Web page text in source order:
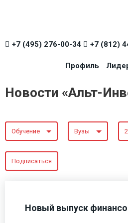
+7 (495) 276-00-34 +7 (812)
Профиль
Новости «Альт-
Обучение Вузы
Подписаться
Новый выпуск